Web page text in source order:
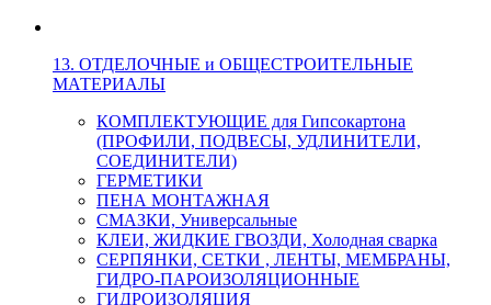
13. ОТДЕЛОЧНЫЕ и ОБЩЕСТРОИТЕЛЬНЫЕ
МАТЕРИАЛЫ
КОМПЛЕКТУЮЩИЕ для Гипсокартона
(ПРОФИЛИ, ПОДВЕСЫ, УДЛИНИТЕЛИ,
СОЕДИНИТЕЛИ)
ГЕРМЕТИКИ
ПЕНА МОНТАЖНАЯ
СМАЗКИ, Универсальные
КЛЕИ, ЖИДКИЕ ГВОЗДИ, Холодная сварка
СЕРПЯНКИ, СЕТКИ , ЛЕНТЫ, МЕМБРАНЫ,
ГИДРО-ПАРОИЗОЛЯЦИОННЫЕ
ГИДРОИЗОЛЯЦИЯ